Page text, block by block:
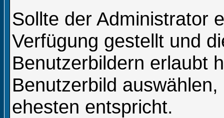
Sollte der Administrator
Verfügung gestellt und
Benutzerbildern erlaubt
Benutzerbild
ehesten entspricht.